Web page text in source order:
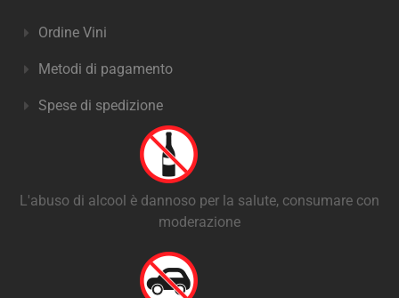
Ordine Vini
Metodi di pagamento
Spese di spedizione
L'abuso di alcool è dannoso per la salute, consumare con
moderazione